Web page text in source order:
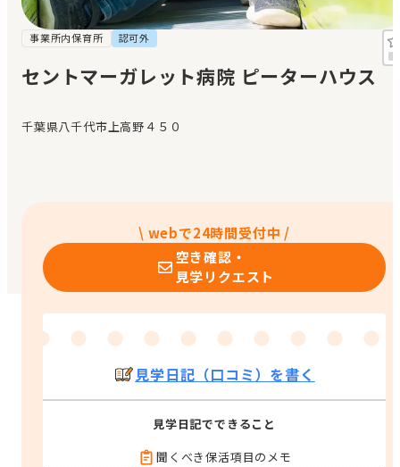
メッセージ
おすすめの園
エンクルの特徴と活用方法
事業所内保育所 認可外
セントマーガレット病院 ピーターハウス
千葉県八千代市上高野４５０
\ webで24時間受付中 /
空き確認・
見学リクエスト
見学日記（口コミ）を書く
見学日記でできること
聞くべき保活項目のメモ